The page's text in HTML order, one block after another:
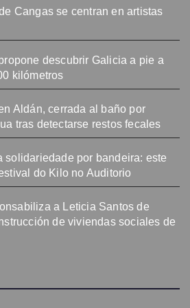
Cangas se centran en artistas
descubrir Galicia a pie a
kilómetros
Aldán, cerrada al baño por
tras detectarse restos fecales
solidariedade por bandeira: este
do Kilo no Auditorio
a Leticia Santos de
de viviendas sociales de